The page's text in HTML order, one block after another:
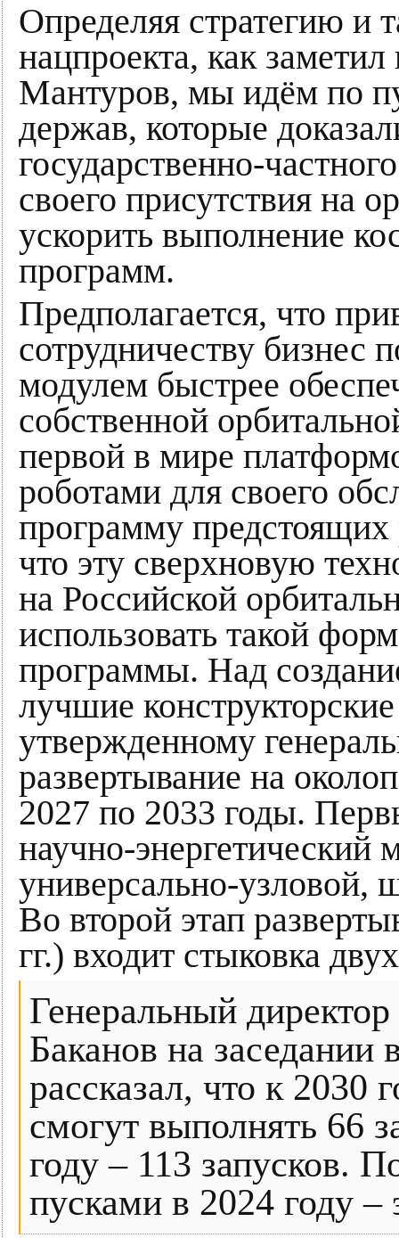
Определяя стратегию и
нацпроекта, как
Мантуров, мы идём по
держав, которые
государственно-
своего присутствия на
ускорить выполнение
программ.
Предполагается, что
сотрудничеству бизнес
модулем быстрее
собственной
первой в мире
роботами для своего
программу
что эту сверхновую
на Российской
использовать такой
программы. Над
лучшие
утвержденному
развертывание на
2027 по 2033 годы.
научно-
универсально-узловой,
Во второй этап
гг.) входит стыковка
Генеральный
Баканов на заседании
рассказал, что к 2030
смогут выполнять 66
году – 113 запусков.
пусками в 2024 году –